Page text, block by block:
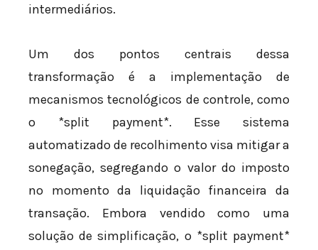
intermediários.
Um dos pontos centrais dessa
transformação é a implementação de
mecanismos tecnológicos de controle, como
o *split payment*. Esse sistema
automatizado de recolhimento visa mitigar a
sonegação, segregando o valor do imposto
no momento da liquidação financeira da
transação. Embora vendido como uma
solução de simplificação, o *split payment*